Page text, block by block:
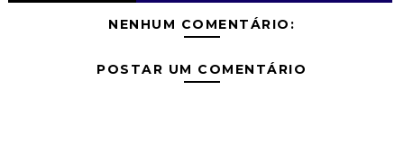
NENHUM COMENTÁRIO:
POSTAR UM COMENTÁRIO